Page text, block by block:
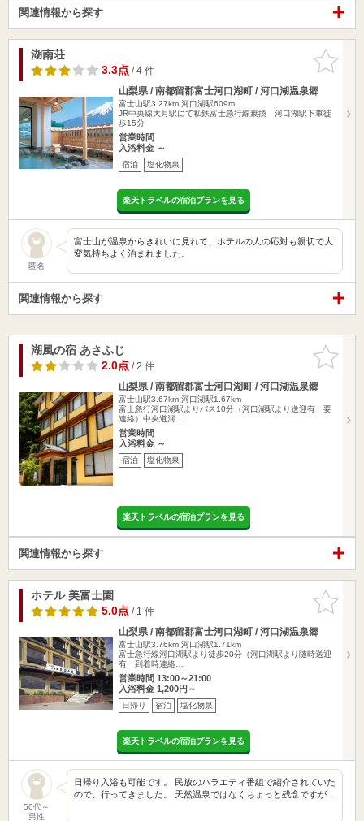
関連情報から探す
お気に入
りに追加
湖南荘
3.3点/ 4 件
山梨県 / 南都留郡富士河口湖町 / 河口湖温泉郷
富士山駅3.27km 河口湖駅609m
JR中央線大月駅にて私鉄富士急行線乗換 河口湖駅下車徒
歩15分
営業時間
入浴料金 ～
宿泊 塩化物泉
楽天トラベルの宿泊プランを見る
匿名
富士山が温泉からきれいに見れて、ホテルの人の応対も親切で大
変気持ちよく泊まれました。
関連情報から探す
お気に入
りに追加
湖風の宿 あさふじ
2.0点/ 2 件
山梨県 / 南都留郡富士河口湖町 / 河口湖温泉郷
富士山駅3.67km 河口湖駅1.67km
富士急行河口湖駅よりバス10分（河口湖駅より送迎有 要
連絡）中央道河…
営業時間
入浴料金 ～
宿泊 塩化物泉
楽天トラベルの宿泊プランを見る
関連情報から探す
お気に入
りに追加
ホテル 美富士園
5.0点/ 1 件
山梨県 / 南都留郡富士河口湖町 / 河口湖温泉郷
富士山駅3.76km 河口湖駅1.71km
富士急行線河口湖駅より徒歩20分（河口湖駅より随時送迎
有 到着時連絡…
営業時間 13:00～21:00
入浴料金 1,200円～
日帰り 宿泊 塩化物泉
楽天トラベルの宿泊プランを見る
50代～
男性
日帰り入浴も可能です。 民放のバラエティ番組で紹介されていた
ので、行ってきました。 天然温泉ではなくちょっと残念ですが…